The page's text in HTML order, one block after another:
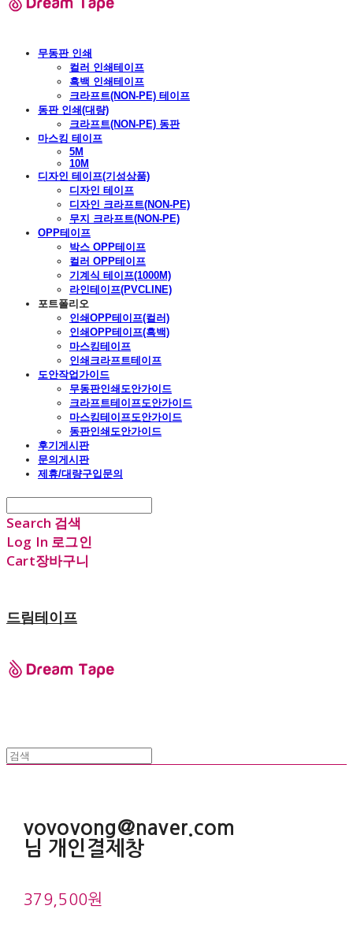
무동판 인쇄
컬러 인쇄테이프
흑백 인쇄테이프
크라프트(NON-PE) 테이프
동판 인쇄(대량)
크라프트(NON-PE) 동판
마스킹 테이프
5M
10M
디자인 테이프(기성상품)
디자인 테이프
디자인 크라프트(NON-PE)
무지 크라프트(NON-PE)
OPP테이프
박스 OPP테이프
컬러 OPP테이프
기계식 테이프(1000M)
라인테이프(PVCLINE)
포트폴리오
인쇄OPP테이프(컬러)
인쇄OPP테이프(흑백)
마스킹테이프
인쇄크라프트테이프
도안작업가이드
무동판인쇄도안가이드
크라프트테이프도안가이드
마스킹테이프도안가이드
동판인쇄도안가이드
후기게시판
문의게시판
제휴/대량구입문의
Search 검색
Log In 로그인
Cart장바구니
드림테이프
vovovong@naver.com
님 개인결제창
379,500원